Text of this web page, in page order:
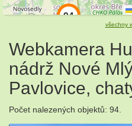
24
všechny
Webkamera
nádrž Nové
Pavlovice,
Počet nalezených objektů: 94.